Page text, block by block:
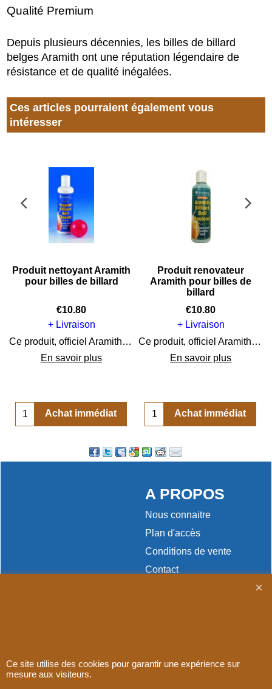
Qualité Premium
Depuis plusieurs décennies, les billes de billard
belges Aramith ont une réputation légendaire de
résistance et de qualité inégalées.
Ces articles pourraient également vous
intéresser
Produit nettoyant Aramith
pour billes de billard
€10.80
+ Livraison
Ce produit, officiel Aramith est spécialement concu pour nettoyer vos billes de billard et leur redonner l'éclat du neuf.
En savoir plus
Achat immédiat
Produit renovateur
Aramith pour billes de
billard
€10.80
+ Livraison
Ce produit, officiel Aramith est spécialement concu pour renover vos billes de billard et leur redonner l'éclat du neuf.
En savoir plus
Achat immédiat
A PROPOS
Nous connaitre
Plan d'accès
Conditions de vente
Contact
Boutique en ligne créés
avec le logiciel
Ce site utilise des cookies pour garantir une expérience sur
mesure aux visiteurs.